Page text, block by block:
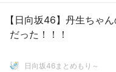
【日向坂46】丹生ちゃ
だった！！！
日向坂46まとめもり～